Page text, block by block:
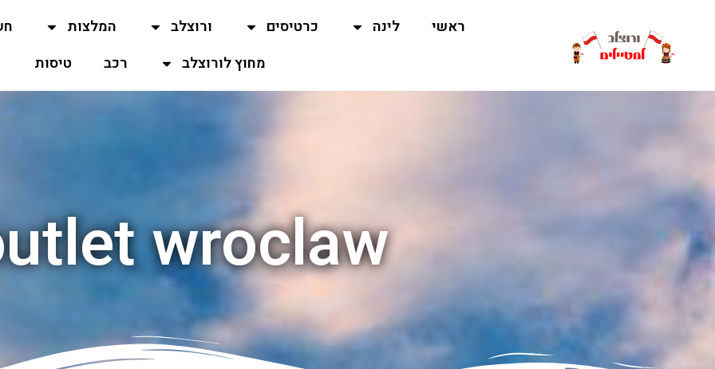
ראשי לינה כרטיסים ורוצלב המלצות
מחוץ לורוצלב
רכב טיסות
wroclaw